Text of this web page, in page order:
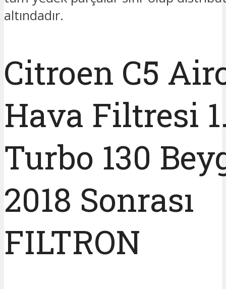
altındadır.
Citroen C5
Hava Filtresi
Turbo 130
2018 Sonrası
FILTRON